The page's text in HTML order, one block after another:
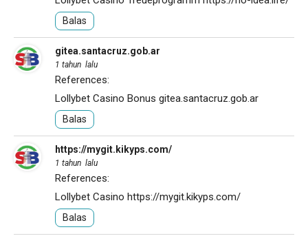
Balas
gitea.santacruz.gob.ar
1 tahun lalu
References:
Lollybet Casino Bonus gitea.santacruz.gob.ar
Balas
https://mygit.kikyps.com/
1 tahun lalu
References:
Lollybet Casino https://mygit.kikyps.com/
Balas